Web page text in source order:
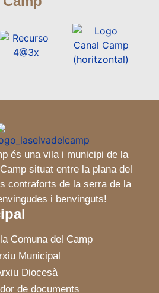
és una vila i municipi de la
situat entre la plana del
contraforts de la serra de la
i benvinguts!
Comuna del Camp
Municipal
Diocesà
de documents